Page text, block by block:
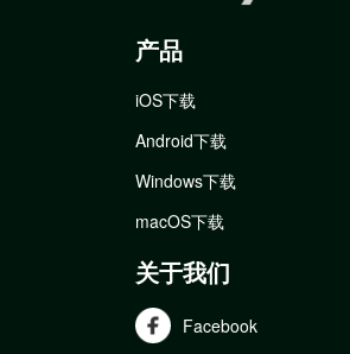
产品
iOS下载
Android下载
Windows下载
macOS下载
关于我们
Facebook